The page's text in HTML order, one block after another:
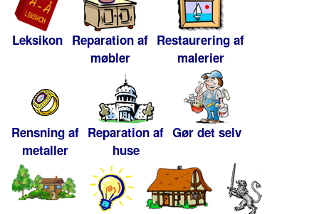
Leksikon Reparation af
møbler
Restaurering af
malerier
Rensning af
metaller
Reparation af
huse
Gør det selv